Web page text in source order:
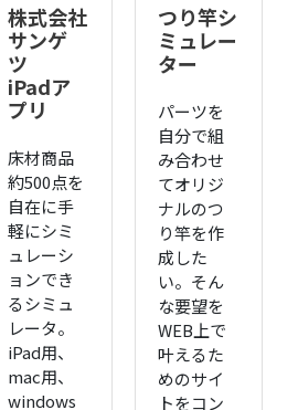
株式会社
サンゲ
ツ
iPadア
プリ
床材商品
約500点を
自在に手
軽にシミ
ュレーシ
ョンでき
るシミュ
レータ。
iPad用、
mac用、
windows
つり竿シ
ミュレー
ター
パーツを
自分で組
み合わせ
てオリジ
ナルのつ
り竿を作
成した
い。そん
な要望を
WEB上で
叶えるた
めのサイ
トをコン